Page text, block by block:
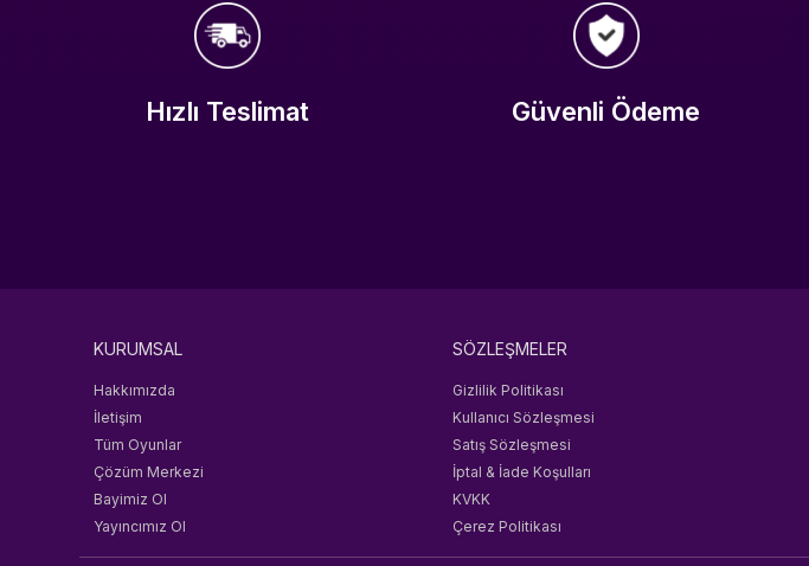
Hızlı Teslimat Güvenli Ödeme
KURUMSAL
Hakkımızda
İletişim
Tüm Oyunlar
Çözüm Merkezi
Bayimiz Ol
Yayıncımız Ol
SÖZLEŞMELER
Gizlilik Politikası
Kullanıcı Sözleşmesi
Satış Sözleşmesi
İptal & İade Koşulları
KVKK
Çerez Politikası